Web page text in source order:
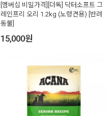
[멤버십 비밀가격][더독] 닥터소프트 그
레인프리 오리 1.2kg (노령견용) [반려
동물]
15,000원